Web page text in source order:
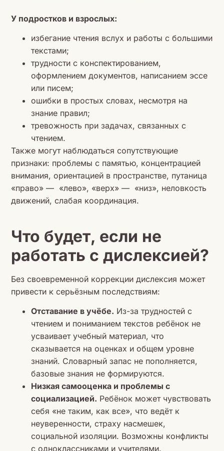
У подростков и взрослых:
избегание чтения вслух и работы с большими
текстами;
трудности с конспектированием,
оформлением документов, написанием эссе
или писем;
ошибки в простых словах, несмотря на
знание правил;
тревожность при задачах, связанных с
чтением.
Также могут наблюдаться сопутствующие
признаки: проблемы с памятью, концентрацией
внимания, ориентацией в пространстве, путаница
«право» — «лево», «верх» — «низ», неловкость
движений, слабая координация.
Что будет, если не
работать с дислексией?
Без своевременной коррекции дислексия может
привести к серьёзным последствиям:
Отставание в учёбе. Из-за трудностей с
чтением и пониманием текстов ребёнок не
усваивает учебный материал, что
сказывается на оценках и общем уровне
знаний. Словарный запас не пополняется,
базовые знания не формируются.
Низкая самооценка и проблемы с
социализацией. Ребёнок может чувствовать
себя «не таким, как все», что ведёт к
неуверенности, страху насмешек,
социальной изоляции. Возможны конфликты
с одноклассниками и учителями.